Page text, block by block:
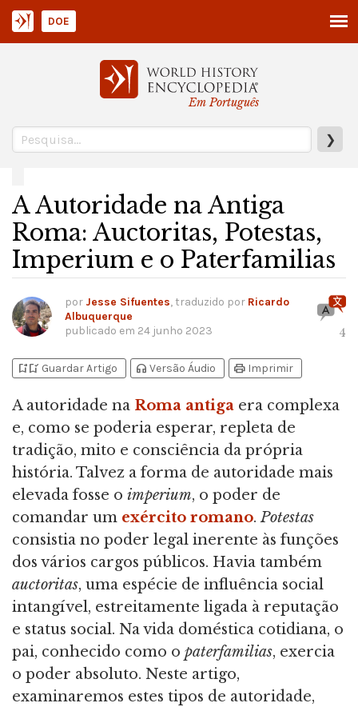
Em Português
❯
DOE
A Autoridade na Antiga
Roma: Auctoritas, Potestas,
Imperium e o Paterfamilias
por Jesse Sifuentes, traduzido por Ricardo
Albuquerque
publicado em 24 junho 2023 4
bookmark_addbookmark_added Guardar Artigo headphones Versão Áudio print Imprimir
A autoridade na Roma antiga era complexa
e, como se poderia esperar, repleta de
tradição, mito e consciência da própria
história. Talvez a forma de autoridade mais
elevada fosse o imperium, o poder de
comandar um exército romano.Potestas
consistia no poder legal inerente às funções
dos vários cargos públicos. Havia também
auctoritas, uma espécie de influência social
intangível, estreitamente ligada à reputação
e status social. Na vida doméstica cotidiana, o
pai, conhecido como o paterfamilias, exercia
o poder absoluto. Neste artigo,
examinaremos estes tipos de autoridade,